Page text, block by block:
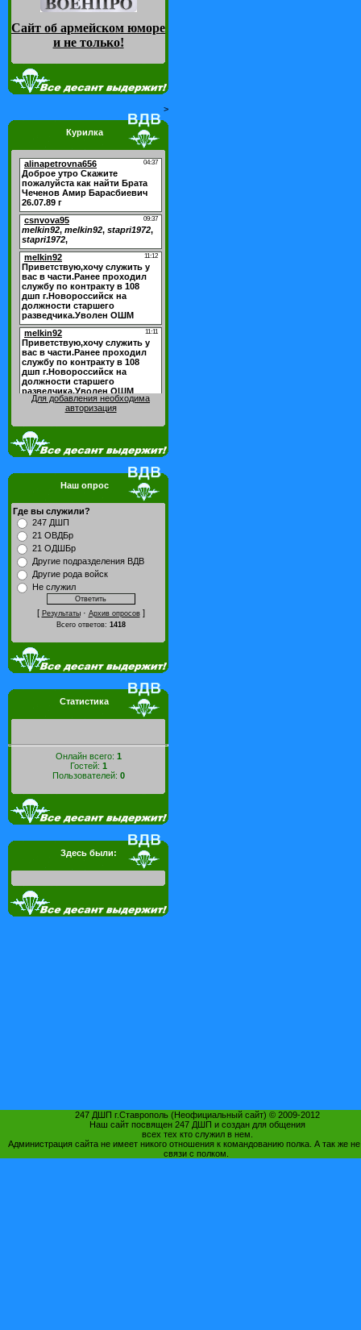
Сайт об армейском юморе
и не только!
>
Курилка
Для добавления необходима
авторизация
Наш опрос
Где вы служили?
247 ДШП
21 ОВДБр
21 ОДШБр
Другие подразделения ВДВ
Другие рода войск
Не служил
[ Результаты· Архив опросов]
Всего ответов: 1418
Статистика
Онлайн всего: 1
Гостей: 1
Пользователей: 0
Здесь были:
247 ДШП г.Ставрополь (Неофициальный сайт) © 2009-2012
Наш сайт посвящен 247 ДШП и создан для общения
всех тех кто служил в нем.
Администрация сайта не имеет никого отношения к командованию полка. А так же
связи с полком.